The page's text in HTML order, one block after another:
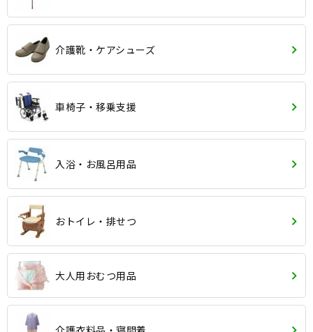
介護靴・ケアシューズ
車椅子・移乗支援
入浴・お風呂用品
おトイレ・排せつ
大人用おむつ用品